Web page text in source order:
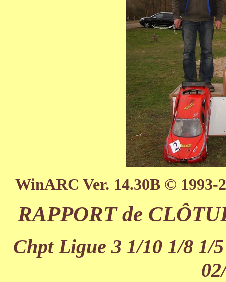
WinARC Ver. 14.30B ©
RAPPORT de
Chpt Ligue 3 1/10 1/8 1/